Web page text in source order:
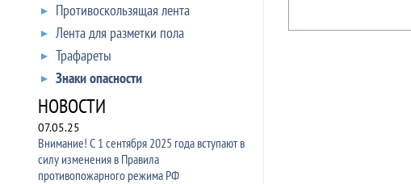
Противоскользящая лента
Лента для разметки пола
Трафареты
Знаки опасности
НОВОСТИ
07.05.25
Внимание! С 1 сентября 2025 года вступают в
силу изменения в Правила
противопожарного режима РФ